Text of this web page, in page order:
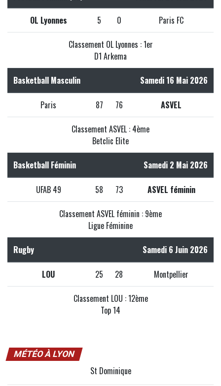
OL Lyonnes 5 0 Paris FC
Classement OL Lyonnes : 1er
D1 Arkema
Basketball Masculin Samedi 16 Mai 2026
Paris 87 76 ASVEL
Classement ASVEL : 4ème
Betclic Elite
Basketball Féminin Samedi 2 Mai 2026
UFAB 49 58 73 ASVEL féminin
Classement ASVEL féminin : 9ème
Ligue Féminine
Rugby Samedi 6 Juin 2026
LOU 25 28 Montpellier
Classement LOU : 12ème
Top 14
MÉTÉO À LYON
St Dominique